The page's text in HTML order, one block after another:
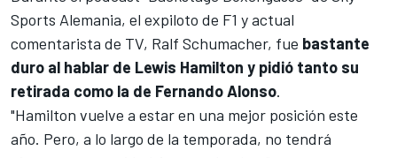
Sports Alemania, el expiloto de F1 y actual
comentarista de TV, Ralf Schumacher, fue bastante
duro al hablar de Lewis Hamilton y pidió tanto su
retirada como la de Fernando Alonso.
"Hamilton vuelve a estar en una mejor posición este
año. Pero, a lo largo de la temporada, no tendrá